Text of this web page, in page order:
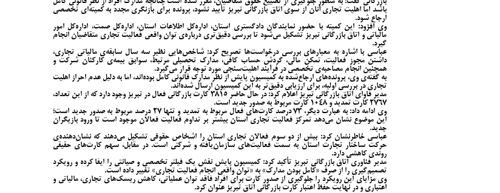
بازرگانی گفت: به منظور جلوگیری از تضییع حقوق متقاضیان، مقرر شده است چنانچه مدارک افراد از نظر قانونی کامل
باشد اما اهلیت تجاری آنان از سوی اتاق بازرگانی تبریز تأیید نشود، پرونده برای بازنگری مجدد به کمیته‌ای تخصصی
ارجاع شود.
وی افزود: این کمیته با حضور نمایندگان دادگستری استان، اداره‌کل اطلاعات استان، اداره‌کل صمت، اداره‌کل امور
مالیاتی و اتاق بازرگانی تبریز تشکیل می‌شود تا بررسی دقیق‌تری درباره‌ی توان واقعی فعالیت تجاری متقاضیان انجام
گیرد.
عباسی با اشاره به معیارهای بررسی درخواست‌ها تصریح کرد: شاخص‌هایی نظیر سه سال سابقه‌ی مالیاتی تجاری،
داشتن مجوز فعالیت، تمکن مالی، گردش حساب کافی، مدارک تحصیلی مرتبط، سوابق بیمه‌ی کارکنان شرکت و
همچنین انجام مصاحبه‌ی تخصصی در فرآیند اهلیت‌سنجی مورد توجه قرار می‌گیرد.
به گفته‌ی وی، پرونده‌های ارجاع‌شده به کمیسیون پایش از نظر مدارک قانونی کامل بوده‌اند، اما به دلیل عدم احراز اهلیت
تجاری در بررسی اولیه، برای ارزیابی دقیق‌تر به این کمیسیون ارسال شده‌اند.
مدیر فاوای اتاق بازرگانی تبریز اعلام کرد: در حال حاضر ۳۸۱۵ کارت بازرگانی فعال در تبریز وجود دارد که از این تعداد،
۲۷۶۷ کارت تمدید و ۱۰۴۸ کارت مربوط به صدور جدید است.
وی ادامه داد: به عبارت دیگر، ۷۳ درصد کارت‌های فعال مربوط به تمدید و تنها ۲۷ درصد مربوط به صدور جدید است؛
این موضوع نشان می‌دهد تمرکز فعالیت تجاری استان بیشتر بر تداوم فعالیت فعالان موجود است تا ورود بازیگران
جدید.
عباسی خاطرنشان کرد: بیش از دو سوم فعالان تجاری استان را اشخاص حقوقی تشکیل می‌دهند که نشان‌دهنده‌ی
حرکت ساختار تجارت استان به سمت فعالیت‌های سازمان‌یافته و شرکتی است. در مقابل، سهم کارت‌های حقیقی
روندی کاهشی دارد.
مدیر فناوری اتاق بازرگانی تبریز تأکید کرد: کمیسیون پایش نقش یک فیلتر تخصصی و صیانتی را ایفا کرده و رویکرد
تصمیم‌گیری را از صرف «کامل بودن مدارک» به «توان واقعی انجام فعالیت تجاری» تغییر داده است.
وی مزایای این رویکرد را جلوگیری از صدور کارت برای افراد فاقد توان عملیاتی، کاهش ریسک‌های تجاری، مالیاتی و
اعتباری و در نهایت حفظ اعتبار کارت بازرگانی اتاق تبریز عنوان کرد.